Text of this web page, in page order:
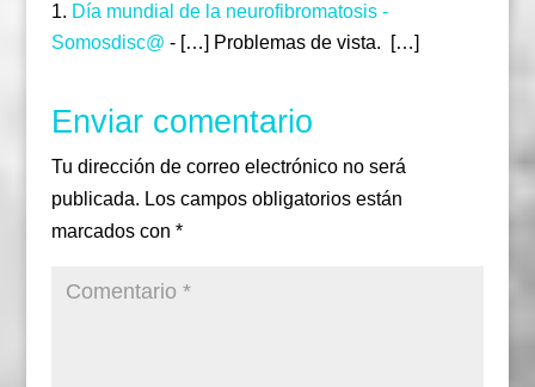
Día mundial de la neurofibromatosis -
Somosdisc@ - […] Problemas de vista. […]
Enviar comentario
Tu dirección de correo electrónico no será
publicada. Los campos obligatorios están
marcados con *